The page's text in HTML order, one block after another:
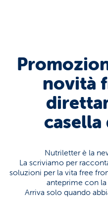
novità
casella
Nutriletter è la
La scriviamo per
soluzioni per la vita free
anteprime con
Arriva solo quando